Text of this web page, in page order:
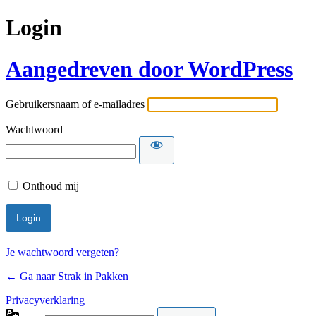
Login
Aangedreven door WordPress
Gebruikersnaam of e-mailadres
Wachtwoord
Onthoud mij
Je wachtwoord vergeten?
← Ga naar Strak in Pakken
Privacyverklaring